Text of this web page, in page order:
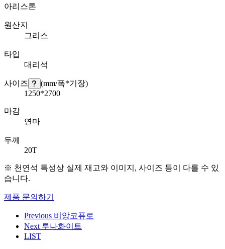
아리스톤
원산지
그리스
타입
대리석
사이즈
(mm/폭*기장)
1250*2700
마감
연마
두께
20T
※ 천연석 특성상 실제 재고와 이미지, 사이즈 등이 다를 수 있
습니다.
제품 문의하기
Previous 비앙코퓨로
Next 루나화이트
LIST